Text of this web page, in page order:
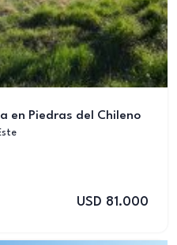
en Piedras del Chileno
USD 81.000